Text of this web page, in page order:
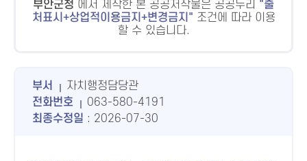
부안군청 에서 제작한 본 공공저작물은 공공누리
출
처표시+상업적이용금지+변경금지
조건에 따라 이용
할 수 있습니다.
부서
자치행정담당관
전화번호
063-580-4191
최종수정일 : 2026-07-30